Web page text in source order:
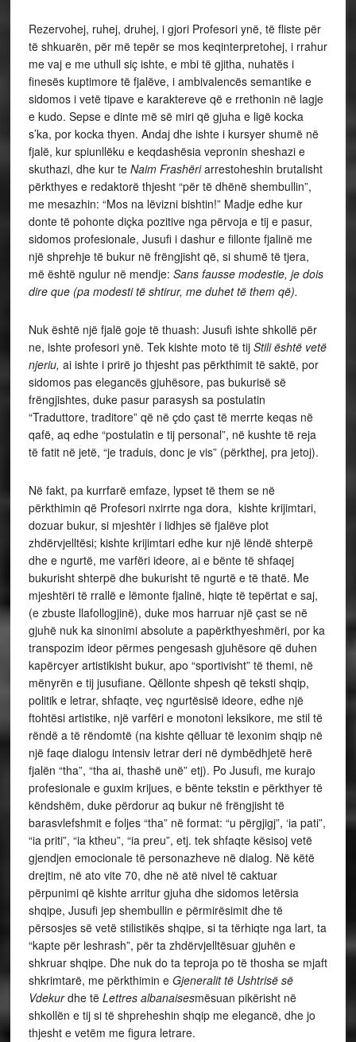
Rezervohej, ruhej, druhej, i gjori Profesori ynë, të fliste për
të shkuarën, për më tepër se mos keqinterpretohej, i rrahur
me vaj e me uthull siç ishte, e mbi të gjitha, nuhatës i
finesës kuptimore të fjalëve, i ambivalencës semantike e
sidomos i vetë tipave e karaktereve që e rrethonin në lagje
e kudo. Sepse e dinte më së miri që gjuha e ligë kocka
s’ka, por kocka thyen. Andaj dhe ishte i kursyer shumë në
fjalë, kur spiunllëku e keqdashësia vepronin sheshazi e
skuthazi, dhe kur te Naim Frashëriarrestoheshin brutalisht
përkthyes e redaktorë thjesht “për të dhënë shembullin”,
me mesazhin: “Mos na lëvizni bishtin!” Madje edhe kur
donte të pohonte diçka pozitive nga përvoja e tij e pasur,
sidomos profesionale, Jusufi i dashur e fillonte fjalinë me
një shprehje të bukur në frëngjisht që, si shumë të tjera,
më është ngulur në mendje: Sans fausse modestie, je dois
dire que (pa modesti të shtirur, me duhet të them që).
Nuk është një fjalë goje të thuash: Jusufi ishte shkollë për
ne, ishte profesori ynë. Tek kishte moto të tij Stili është vetë
njeriu, ai ishte i prirë jo thjesht pas përkthimit të saktë, por
sidomos pas elegancës gjuhësore, pas bukurisë së
frëngjishtes, duke pasur parasysh sa postulatin
“Traduttore, traditore” që në çdo çast të merrte keqas në
qafë, aq edhe “postulatin e tij personal”, në kushte të reja
të fatit në jetë, “je traduis, donc je vis” (përkthej, pra jetoj).
Në fakt, pa kurrfarë emfaze, lypset të them se në
përkthimin që Profesori nxirrte nga dora, kishte krijimtari,
dozuar bukur, si mjeshtër i lidhjes së fjalëve plot
zhdërvjelltësi; kishte krijimtari edhe kur një lëndë shterpë
dhe e ngurtë, me varfëri ideore, ai e bënte të shfaqej
bukurisht shterpë dhe bukurisht të ngurtë e të thatë. Me
mjeshtëri të rrallë e lëmonte fjalinë, hiqte të tepërtat e saj,
(e zbuste llafollogjinë), duke mos harruar një çast se në
gjuhë nuk ka sinonimi absolute a papërkthyeshmëri, por ka
transpozim ideor përmes pengesash gjuhësore që duhen
kapërcyer artistikisht bukur, apo “sportivisht” të themi, në
mënyrën e tij jusufiane. Qëllonte shpesh që teksti shqip,
politik e letrar, shfaqte, veç ngurtësisë ideore, edhe një
ftohtësi artistike, një varfëri e monotoni leksikore, me stil të
rëndë a të rëndomtë (na kishte qëlluar të lexonim shqip në
një faqe dialogu intensiv letrar deri në dymbëdhjetë herë
fjalën “tha”, “tha ai, thashë unë” etj). Po Jusufi, me kurajo
profesionale e guxim krijues, e bënte tekstin e përkthyer të
këndshëm, duke përdorur aq bukur në frëngjisht të
barasvlefshmit e foljes “tha” në format: “u përgjigj”, ‘ia pati”,
“ia priti”, “ia ktheu”, “ia preu”, etj. tek shfaqte kësisoj vetë
gjendjen emocionale të personazheve në dialog. Në këtë
drejtim, në ato vite 70, dhe në atë nivel të caktuar
përpunimi që kishte arritur gjuha dhe sidomos letërsia
shqipe, Jusufi jep shembullin e përmirësimit dhe të
përsosjes së vetë stilistikës shqipe, si ta tërhiqte nga lart, ta
“kapte për leshrash”, për ta zhdërvjelltësuar gjuhën e
shkruar shqipe. Dhe nuk do ta teproja po të thosha se mjaft
shkrimtarë, me përkthimin e Gjeneralit të Ushtrisë së
Vdekurdhe të Lettres albanaisesmësuan pikërisht në
shkollën e tij si të shpreheshin shqip me elegancë, dhe jo
thjesht e vetëm me figura letrare.